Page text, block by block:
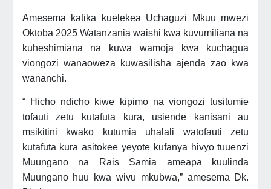
Amesema katika kuelekea Uchaguzi Mkuu mwezi
Oktoba 2025 Watanzania waishi kwa kuvumiliana na
kuheshimiana na kuwa wamoja kwa kuchagua
viongozi wanaoweza kuwasilisha ajenda zao kwa
wananchi.
“ Hicho ndicho kiwe kipimo na viongozi tusitumie
tofauti zetu kutafuta kura, usiende kanisani au
msikitini kwako kutumia uhalali watofauti zetu
kutafuta kura asitokee yeyote kufanya hivyo tuuenzi
Muungano na Rais Samia ameapa kuulinda
Muungano huu kwa wivu mkubwa,” amesema Dk.